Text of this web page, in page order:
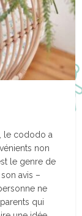
le cododo a
non
le genre de
avis –
ne
qui